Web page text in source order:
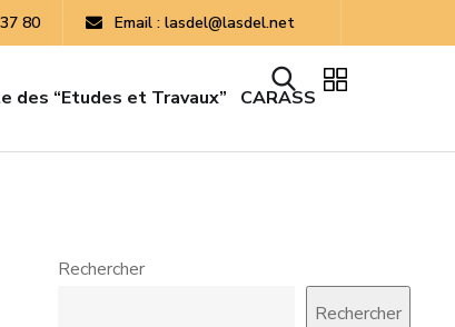
80 Email : lasdel@lasdel.net
des “Etudes et Travaux” CARASS
Rechercher
Rechercher